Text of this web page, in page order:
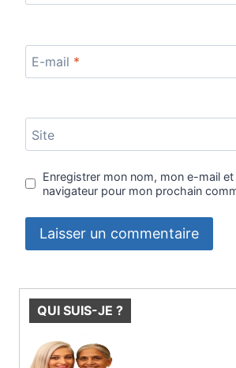
E-mail *
Site
Enregistrer mon nom, mon e-mail
navigateur pour mon prochain
QUI SUIS-JE ?